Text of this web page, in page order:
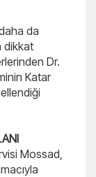
da
dikkat
Dr.
Katar
Mossad,